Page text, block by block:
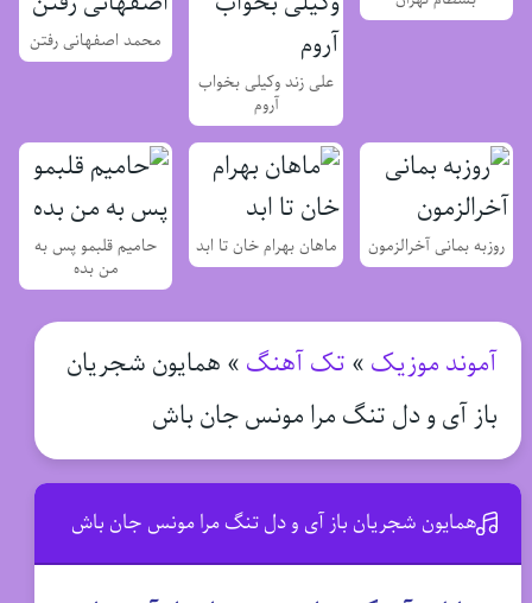
علی زند وکیلی بخواب
آروم
محمد اصفهانی رفتن
روزبه بمانی آخرالزمون ماهان بهرام خان تا ابد
حامیم قلبمو پس به
من بده
آموند موزیک » تک آهنگ » همایون شجریان
باز آی و دل تنگ مرا مونس جان باش
همایون شجریان باز آی و دل تنگ مرا مونس جان باش